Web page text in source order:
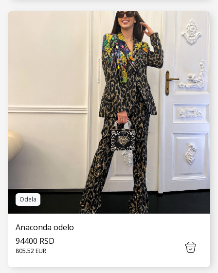
VIDI JOŠ
Odela
Anaconda odelo
94400 RSD
805.52 EUR